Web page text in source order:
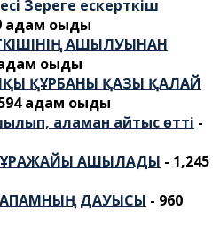
Зереге ескерткіш
адам оқыды
АШЫЛУЫНАН
оқыды
ҚҰРБАНЫ ҚАЗЫ ҚАЛАЙ
адам оқыды
аламан айтыс өтті -
АШЫЛАДЫ - 1,245
АПАМНЫҢ ДАУЫСЫ - 960